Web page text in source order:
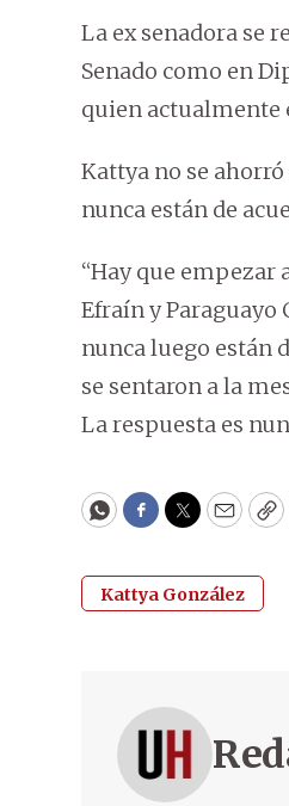
La ex senadora se
Senado como en
quien actualmente
Kattya no se
nunca están de
“Hay que
Efraín y Paraguayo
nunca luego están
se sentaron a la
La respuesta es
WhatsApp
Facebook
Twitter
Email
Kattya González